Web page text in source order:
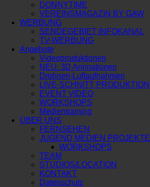
DONNYTIME
VEREINSMAGAZIN BY GAW
WERBUNG
SENDEGEBIET INFOKANAL
TV-WERBUNG
Angebote
Videoproduktionen
NEU: 3D Animationen
Drohnen-Luftaufnahmen
LIVE-SCHNITT PRODUKTION
EVENT VIDEO
WORKSHOPS
Medientraining
ÜBER UNS
FERNSEHEN
JUGEND MEDIEN PROJEKTE
WORKSHOPS
TEAM
STUDIOS/LOCATION
KONTAKT
Datenschutz